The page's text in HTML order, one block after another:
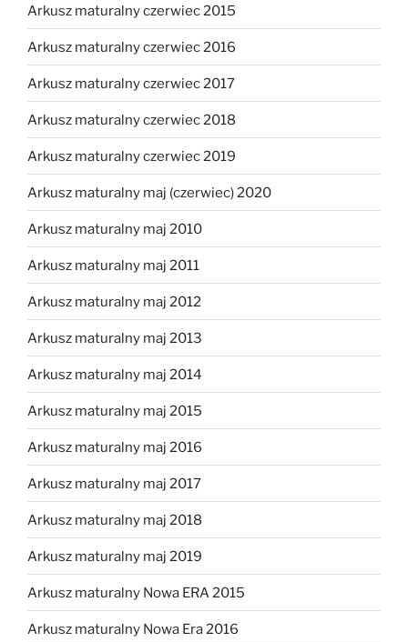
Arkusz maturalny czerwiec 2015
Arkusz maturalny czerwiec 2016
Arkusz maturalny czerwiec 2017
Arkusz maturalny czerwiec 2018
Arkusz maturalny czerwiec 2019
Arkusz maturalny maj (czerwiec) 2020
Arkusz maturalny maj 2010
Arkusz maturalny maj 2011
Arkusz maturalny maj 2012
Arkusz maturalny maj 2013
Arkusz maturalny maj 2014
Arkusz maturalny maj 2015
Arkusz maturalny maj 2016
Arkusz maturalny maj 2017
Arkusz maturalny maj 2018
Arkusz maturalny maj 2019
Arkusz maturalny Nowa ERA 2015
Arkusz maturalny Nowa Era 2016